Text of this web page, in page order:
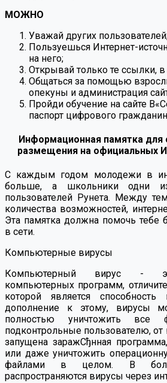
МОЖНО
Уважай других
Пользуешься Интернет-
на него;
Открывай только те ссылки,
Общаться за помощью
опекуны и администрация
Пройди обучение на сайте
паспорт цифрового
Информационная памятка
размещения на официальных
С каждым годом молодежи в
больше, а школьники одни
пользователей Рунета. Между
количества возможностей,
Эта памятка должна помочь тебе
в сети.
Компьютерные вирусы
Компьютерный вирус -
компьютерных программ,
которой является
дополнение к этому, вирусы
полностью уничтожить
подконтрольные пользователю,
запущена заражСђнная
или даже уничтожить
файлами в целом. В
распространяются вирусы через